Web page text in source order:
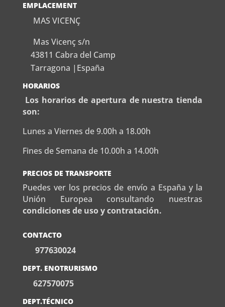
EMPLACEMENT
MAS VICENÇ
Mas Vicenç s/n
43811 Cabra del Camp
Tarragona |España
HORARIOS
Los horarios de apertura de nuestra tienda
son:
Lunes a Viernes de 9.00h a 18.00h
Fines de Semana de 10.00h a 14.00h
PRECIOS DE TRANSPORTE
Puedes ver los precios de envío a España y la
Unión Europea consultando nuestras
condiciones de uso y contratación.
CONTACTO
977630024
DEPT. ENOTRURISMO
627570075
DEPT.TÉCNICO